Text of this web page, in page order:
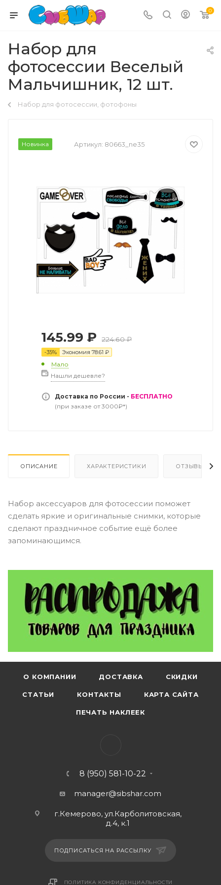
0
Набор для
фотосессии Веселый
Мальчишник, 12 шт.
Набор для фотосессии, фотофоны
Новинка Артикул: 80663_ne35
145.99 ₽ 224.60₽
-35% Экономия 78.61 ₽
Мало
Нашли дешевле?
Доставка по России - БЕСПЛАТНО
(при заказе от 3000₽*)
ОПИСАНИЕ ХАРАКТЕРИСТИКИ ОТЗЫВЫ
Набор аксессуаров для фотосессии поможет
сделать яркие и оригинальные снимки, которые
сделают праздничное событие ещё более
запоминающимся.
О КОМПАНИИ ДОСТАВКА СКИДКИ
СТАТЬИ КОНТАКТЫ КАРТА САЙТА
ПЕЧАТЬ НАКЛЕЕК
8 (950) 581-10-22
manager@sibshar.com
г.Кемерово, ул.Карболитовская,
д.4, к.1
ПОДПИСАТЬСЯ НА РАССЫЛКУ
ПОЛИТИКА КОНФИДЕНЦИАЛЬНОСТИ